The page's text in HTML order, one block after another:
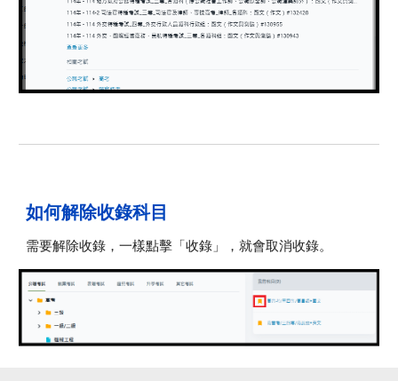
如何解除收錄科目
需要解除收錄，一樣點擊「收錄」，就會取消收錄。